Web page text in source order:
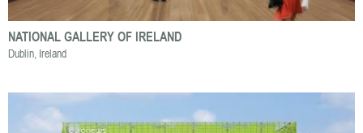
NATIONAL GALLERY OF IRELAND
Dublin, Ireland